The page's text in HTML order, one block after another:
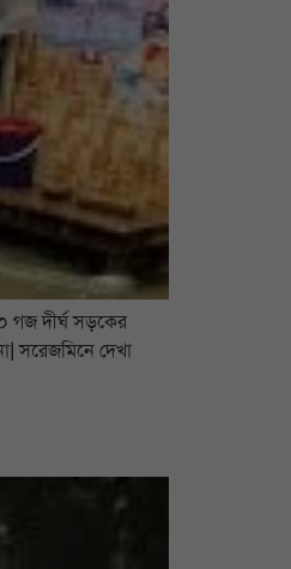
গজ দীর্ঘ সড়কের
সরেজমিনে দেখা